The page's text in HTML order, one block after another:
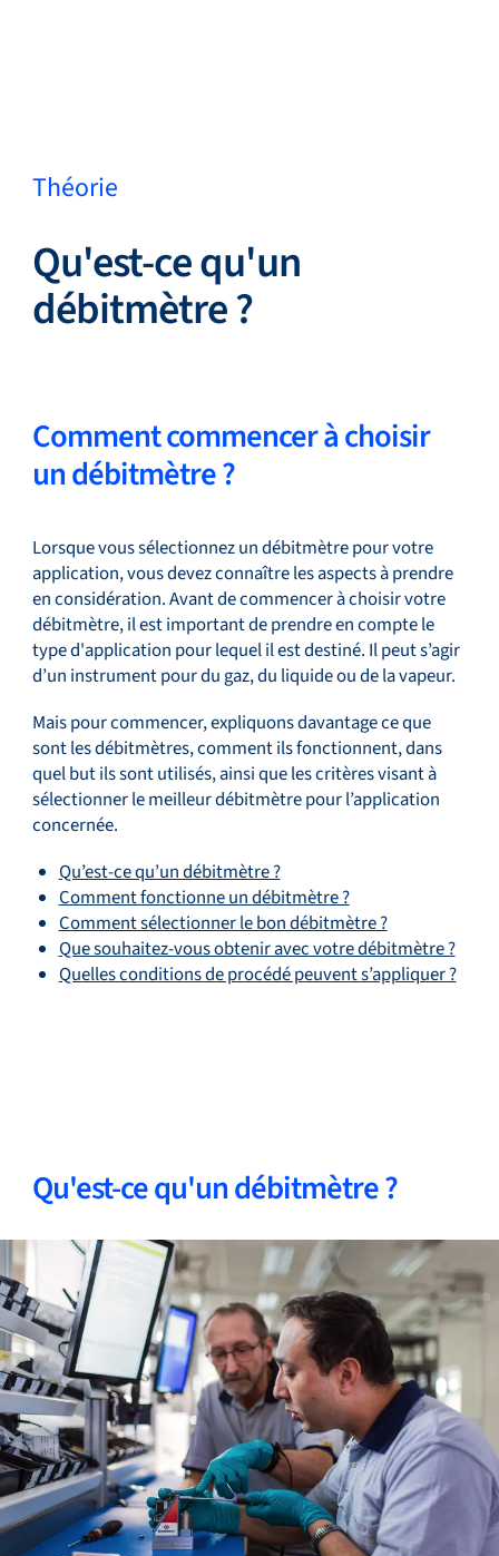
Recherche... FR
Applications
Service et assistance
Académie Flow
Bronkhorst
Contact
Théorie
Qu'est-ce qu'un
débitmètre ?
Comment commencer à choisir
un débitmètre ?
Lorsque vous sélectionnez un débitmètre pour votre
application, vous devez connaître les aspects à prendre
en considération. Avant de commencer à choisir votre
débitmètre, il est important de prendre en compte le
type d'application pour lequel il est destiné. Il peut s’agir
d’un instrument pour du gaz, du liquide ou de la vapeur.
Mais pour commencer, expliquons davantage ce que
sont les débitmètres, comment ils fonctionnent, dans
quel but ils sont utilisés, ainsi que les critères visant à
sélectionner le meilleur débitmètre pour l’application
concernée.
Qu’est-ce qu’un débitmètre ?
Comment fonctionne un débitmètre ?
Comment sélectionner le bon débitmètre ?
Que souhaitez-vous obtenir avec votre débitmètre ?
Quelles conditions de procédé peuvent s’appliquer ?
Qu'est-ce qu'un débitmètre ?